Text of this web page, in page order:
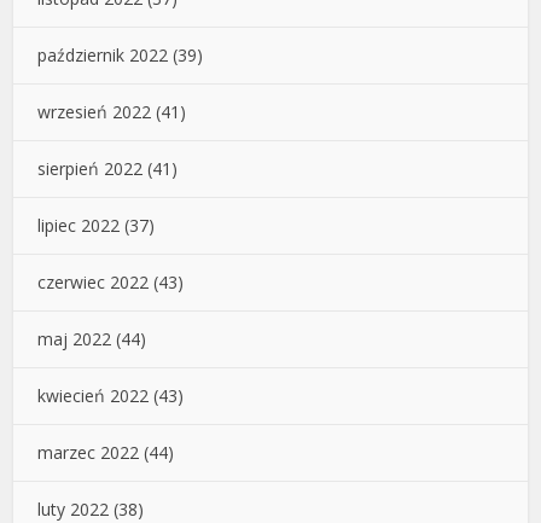
październik 2022 (39)
wrzesień 2022 (41)
sierpień 2022 (41)
lipiec 2022 (37)
czerwiec 2022 (43)
maj 2022 (44)
kwiecień 2022 (43)
marzec 2022 (44)
luty 2022 (38)